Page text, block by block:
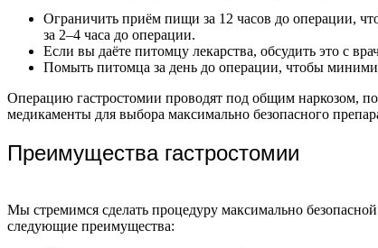
Ограничить приём пищи за 12 часов до операции,
за 2–4 часа до операции.
Если вы даёте питомцу лекарства, обсудить это с
Помыть питомца за день до операции, чтобы
Операцию гастростомии проводят под общим наркозом,
медикаменты для выбора максимально безопасного
Преимущества гастростомии
Мы стремимся сделать процедуру максимально
следующие преимущества: